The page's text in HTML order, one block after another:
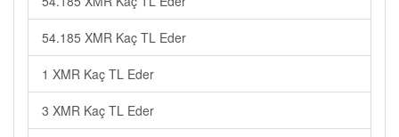
54.185 XMR Kaç TL Eder
1 XMR Kaç TL Eder
3 XMR Kaç TL Eder